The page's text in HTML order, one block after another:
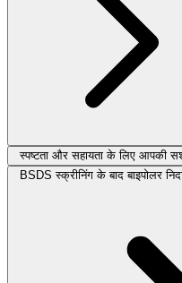
स्पष्टता और सहायता के लिए आपकी
BSDS स्क्रीनिंग के बाद बाइपोलर